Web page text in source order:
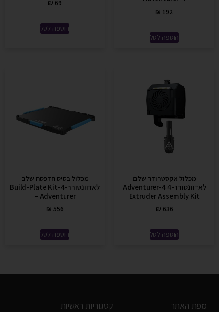
₪ 192
הוספה לסל
₪ 69
הוספה לסל
מכלול אקסטרודר שלם
לאדוונטורר-4 Adventurer-4
Extruder Assembly Kit
₪ 636
הוספה לסל
מכלול בסיס הדפסה שלם
לאדוונטורר-4-Build-Plate Kit
– Adventurer
₪ 556
הוספה לסל
מפת האתר קטגוריות ראשיות